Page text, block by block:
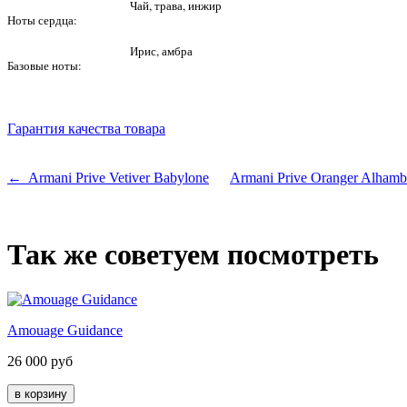
Ноты сердца:
Чай, трава, инжир
Базовые ноты:
Ирис, амбра
Гарантия качества товара
← Armani Prive Vetiver Babylone Armani Prive Oranger
Так же советуем посмотреть
Amouage Guidance
26 000 руб